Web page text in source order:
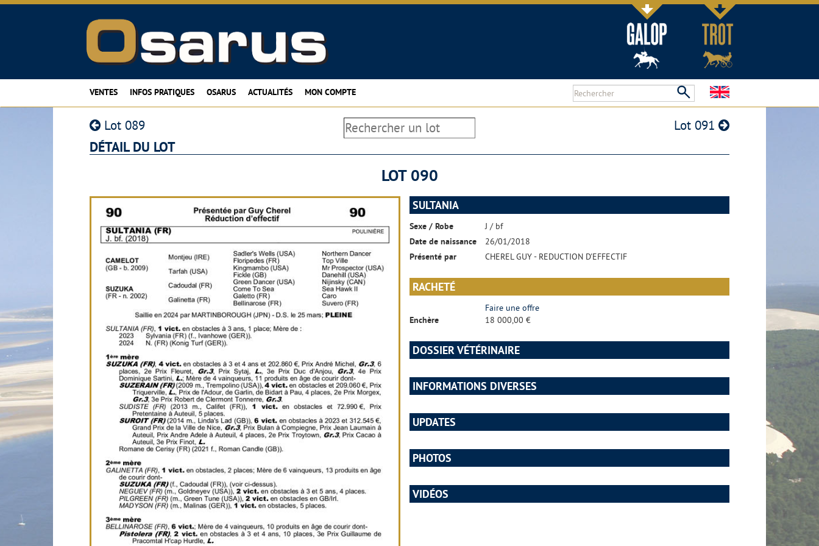
VENTES INFOS PRATIQUES OSARUS ACTUALITÉS MON COMPTE
Lot 089 Lot 091
DÉTAIL DU LOT
LOT 090
SULTANIA
Sexe / Robe
J / bf
Date de naissance
26/01/2018
Présenté par
CHEREL GUY - REDUCTION D'EFFECTIF
RACHETÉ
Faire une offre
Enchère
18 000,00 €
DOSSIER VÉTÉRINAIRE
INFORMATIONS DIVERSES
UPDATES
PHOTOS
VIDÉOS